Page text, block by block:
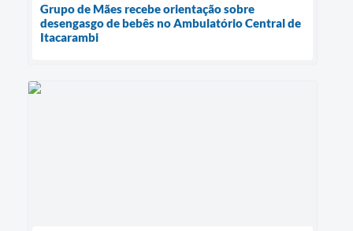
Grupo de Mães recebe orientação sobre
desengasgo de bebês no Ambulatório Central de
Itacarambi